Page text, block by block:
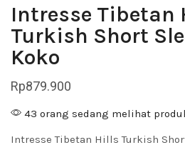
Intresse Tibetan
Turkish Short
Koko
Rp879.900
43 orang sedang melihat
Intresse Tibetan Hills Turkish